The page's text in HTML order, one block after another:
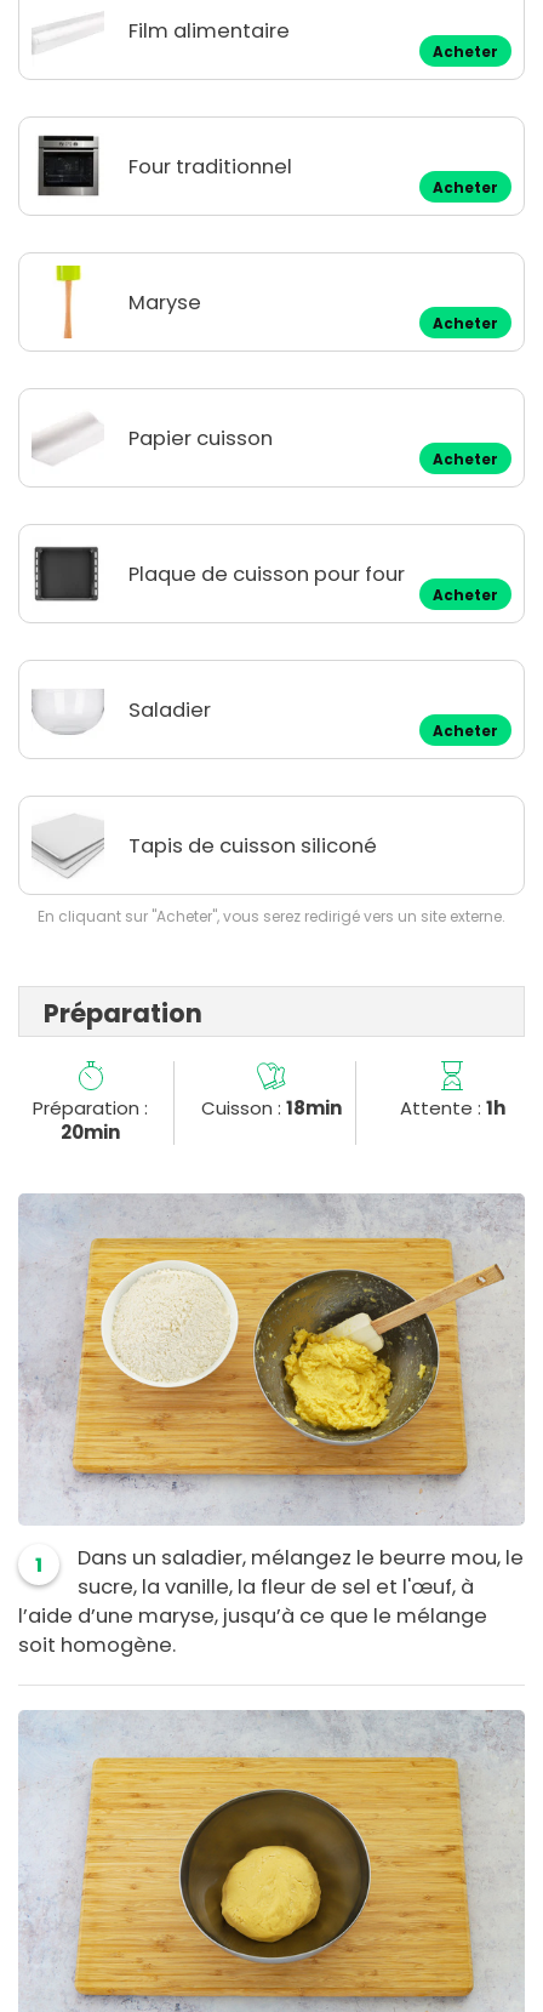
Film alimentaire
Acheter
Four traditionnel
Acheter
Maryse
Acheter
Papier cuisson
Acheter
Plaque de cuisson pour four
Acheter
Saladier
Acheter
Tapis de cuisson siliconé
En cliquant sur "Acheter", vous serez redirigé vers un site externe.
Préparation
Préparation :
20min
Cuisson : 18min Attente : 1h
1
Dans un saladier, mélangez le beurre mou, le
sucre, la vanille, la fleur de sel et l'œuf, à
l’aide d’une maryse, jusqu’à ce que le mélange
soit homogène.